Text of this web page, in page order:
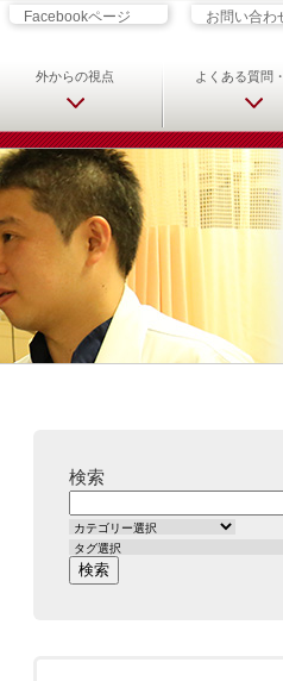
君へ 救急科
Facebookページ お問い合わ
外からの視点 よくある質問
検索